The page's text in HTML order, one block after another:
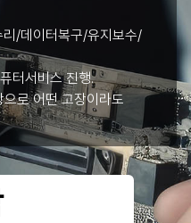
/데이터복구/유지보수/
터서비스 진행.
로 어떤 고장이라도